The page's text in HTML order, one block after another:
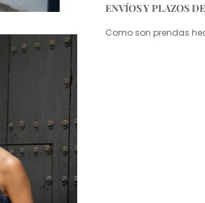
ENVÍOS Y PLAZOS
Como son prendas